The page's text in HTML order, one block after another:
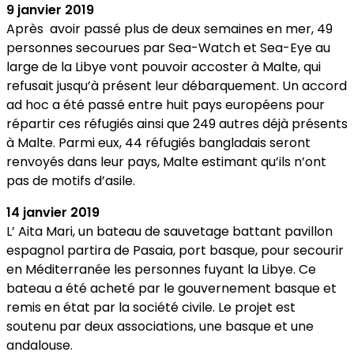
9 janvier 2019
Après avoir passé plus de deux semaines en mer, 49
personnes secourues par Sea-Watch et Sea-Eye au
large de la Libye vont pouvoir accoster à Malte, qui
refusait jusqu’à présent leur débarquement. Un accord
ad hoc a été passé entre huit pays européens pour
répartir ces réfugiés ainsi que 249 autres déjà présents
à Malte. Parmi eux, 44 réfugiés bangladais seront
renvoyés dans leur pays, Malte estimant qu’ils n’ont
pas de motifs d’asile.
14 janvier 2019
L’ Aita Mari, un bateau de sauvetage battant pavillon
espagnol partira de Pasaia, port basque, pour secourir
en Méditerranée les personnes fuyant la Libye. Ce
bateau a été acheté par le gouvernement basque et
remis en état par la société civile. Le projet est
soutenu par deux associations, une basque et une
andalouse.